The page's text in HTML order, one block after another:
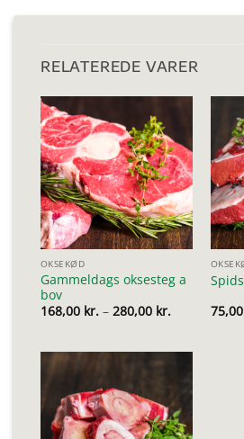
RELATEREDE VARER
OKSEKØD
Gammeldags oksesteg a
bov
168,00 kr. – 280,00 kr.Prisinterval:
168,00 kr.
75,00